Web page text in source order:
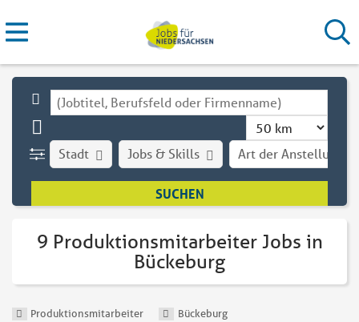
Stadt Art der Anstellung
Jobs & Skills
9 Produktionsmitarbeiter Jobs in
Bückeburg
Produktionsmitarbeiter Bückeburg